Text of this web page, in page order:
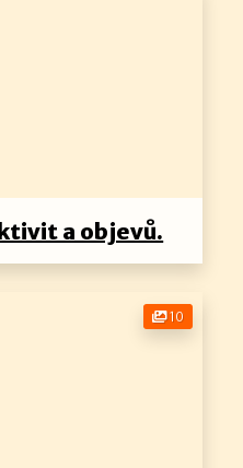
a objevů.
10